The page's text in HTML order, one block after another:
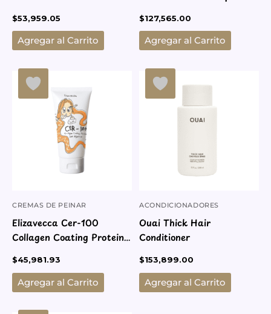
$53,959.05
Agregar al Carrito
$127,565.00
Agregar al Carrito
CREMAS DE PEINAR
Elizavecca Cer-100
Collagen Coating Protein
$45,981.93
Agregar al Carrito
ACONDICIONADORES
Ouai Thick Hair
Conditioner
$153,899.00
Agregar al Carrito